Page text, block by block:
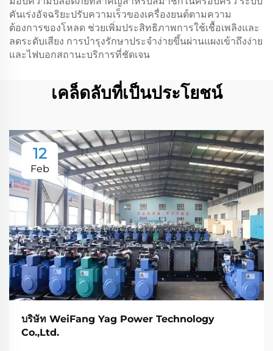
คันเร่งอัจฉริยะปรับความเร็วของเครื่องยนต์ตามความ
ต้องการของโหลด ช่วยเพิ่มประสิทธิภาพการใช้เชื้อเพลิงและ
ลดระดับเสียง การบำรุงรักษาประจำง่ายขึ้นผ่านแผงเข้าถึงง่าย
และไฟบอกสถานะบริการที่ชัดเจน
เคล็ดลับที่เป็นประโยชน์
12
Feb
บริษัท WeiFang Yag Power Technology
Co.,Ltd.